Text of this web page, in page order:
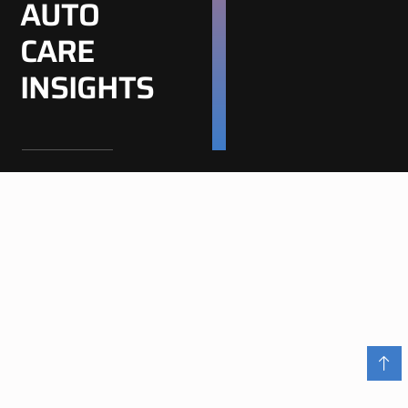
AUTO
CARE
INSIGHTS